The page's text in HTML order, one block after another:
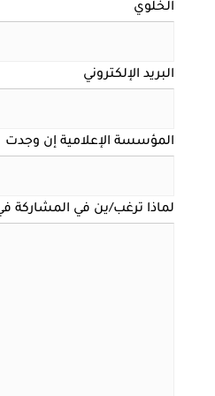
الخلوي
البريد الإلكتروني
المؤسسة الإعلامية إن وجدت
لماذا ترغب/ين في المشاركة